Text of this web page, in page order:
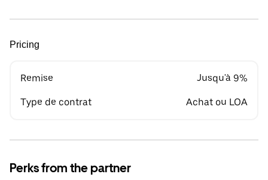
Pricing
Remise Jusqu'à 9%
Type de contrat Achat ou LOA
Perks from the partner